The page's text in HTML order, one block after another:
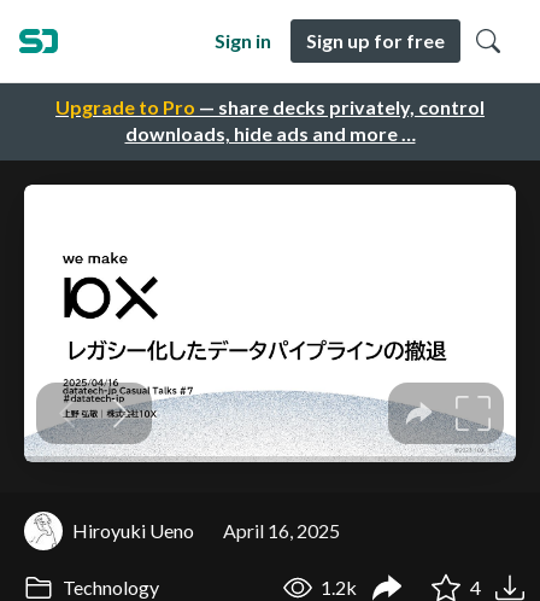
Upgrade to Pro — share decks privately, control
downloads, hide ads and more …
Sign in Sign up for free
Hiroyuki Ueno April 16, 2025
Technology 1.2k 4